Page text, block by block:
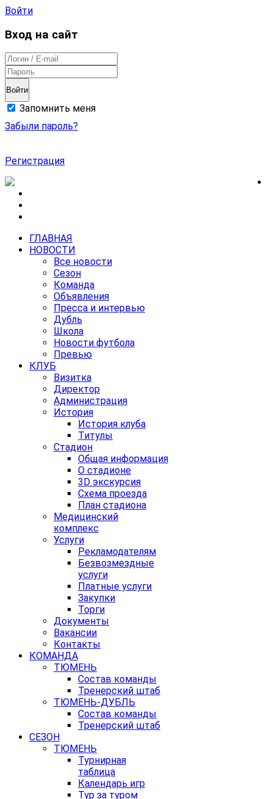
Войти
Вход на сайт
Войти
Запомнить меня
Забыли пароль?
Регистрация
ГЛАВНАЯ
НОВОСТИ
Все новости
Сезон
Команда
Объявления
Пресса и интервью
Дубль
Школа
Новости футбола
Превью
КЛУБ
Визитка
Директор
Администрация
История
История клуба
Титулы
Стадион
Общая информация
О стадионе
3D экскурсия
Схема проезда
План стадиона
Медицинский
комплекс
Услуги
Рекламодателям
Безвозмездные
услуги
Платные услуги
Закупки
Торги
Документы
Вакансии
Контакты
КОМАНДА
ТЮМЕНЬ
Состав команды
Тренерский штаб
ТЮМЕНЬ-ДУБЛЬ
Состав команды
Тренерский штаб
СЕЗОН
ТЮМЕНЬ
Турнирная
таблица
Календарь игр
Тур за туром